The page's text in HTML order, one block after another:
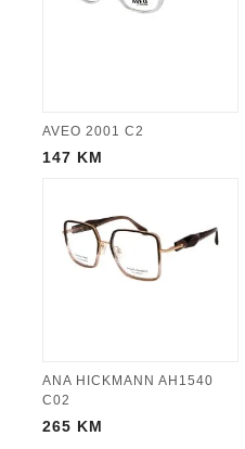
AVEO 2001 C2
147 KM
ANA HICKMANN AH1540
C02
265 KM